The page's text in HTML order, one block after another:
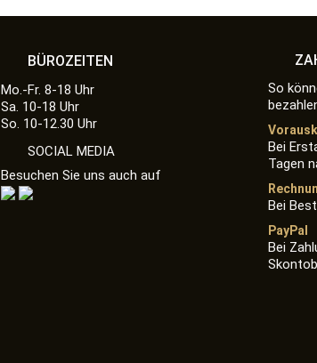
BÜROZEITEN
Mo.-Fr. 8-18 Uhr
Sa. 10-18 Uhr
So. 10-12.30 Uhr
SOCIAL MEDIA
Besuchen Sie uns auch auf
So
Bei
Tagen
Bei
PayPal
Bei